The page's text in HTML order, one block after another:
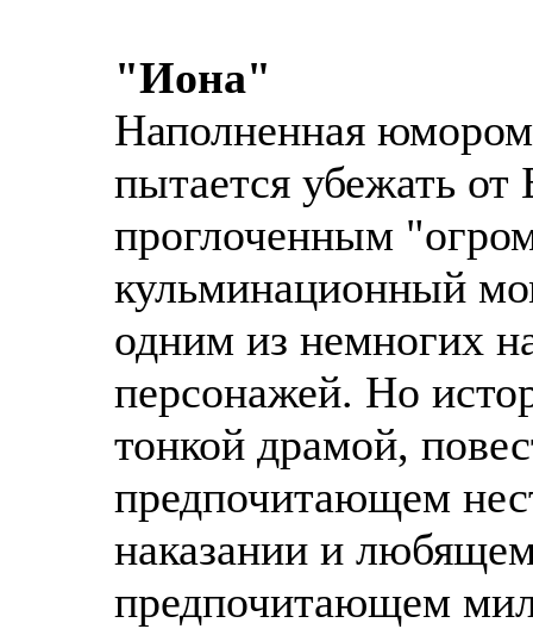
"Иона"
Наполненная
пытается убежать от
проглоченным
кульминационный
одним из немногих
персонажей. Но
тонкой драмой,
предпочитающем
наказании и
предпочитающем